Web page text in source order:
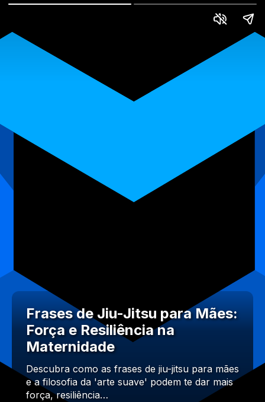
Frases de Jiu-Jitsu para Mães:
Força e Resiliência na
Maternidade
Descubra como as frases de jiu-jitsu para mães
e a filosofia da 'arte suave' podem te dar mais
força, resiliência…